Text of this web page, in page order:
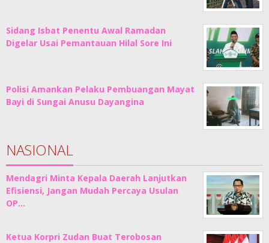
Sidang Isbat Penentu Awal Ramadan
Digelar Usai Pemantauan Hilal Sore Ini
Polisi Amankan Pelaku Pembuangan Mayat
Bayi di Sungai Anusu Dayangina
NASIONAL
Mendagri Minta Kepala Daerah Lanjutkan
Efisiensi, Jangan Mudah Percaya Usulan
OP…
Ketua Korpri Zudan Buat Terobosan